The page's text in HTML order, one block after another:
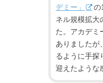
デミー」
の
ネル規模拡大
た。アカデミ
ありましたが
るように手探
迎えたような